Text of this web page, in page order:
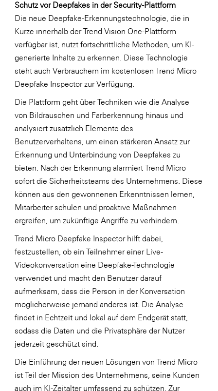
Schutz vor Deepfakes in der Security-Plattform
Die neue Deepfake-Erkennungstechnologie, die in
Kürze innerhalb der Trend Vision One-Plattform
verfügbar ist, nutzt fortschrittliche Methoden, um KI-
generierte Inhalte zu erkennen. Diese Technologie
steht auch Verbrauchern im kostenlosen Trend Micro
Deepfake Inspector zur Verfügung.
Die Plattform geht über Techniken wie die Analyse
von Bildrauschen und Farberkennung hinaus und
analysiert zusätzlich Elemente des
Benutzerverhaltens, um einen stärkeren Ansatz zur
Erkennung und Unterbindung von Deepfakes zu
bieten. Nach der Erkennung alarmiert Trend Micro
sofort die Sicherheitsteams des Unternehmens. Diese
können aus den gewonnenen Erkenntnissen lernen,
Mitarbeiter schulen und proaktive Maßnahmen
ergreifen, um zukünftige Angriffe zu verhindern.
Trend Micro Deepfake Inspector hilft dabei,
festzustellen, ob ein Teilnehmer einer Live-
Videokonversation eine Deepfake-Technologie
verwendet und macht den Benutzer darauf
aufmerksam, dass die Person in der Konversation
möglicherweise jemand anderes ist. Die Analyse
findet in Echtzeit und lokal auf dem Endgerät statt,
sodass die Daten und die Privatsphäre der Nutzer
jederzeit geschützt sind.
Die Einführung der neuen Lösungen von Trend Micro
ist Teil der Mission des Unternehmens, seine Kunden
auch im KI-Zeitalter umfassend zu schützen. Zur